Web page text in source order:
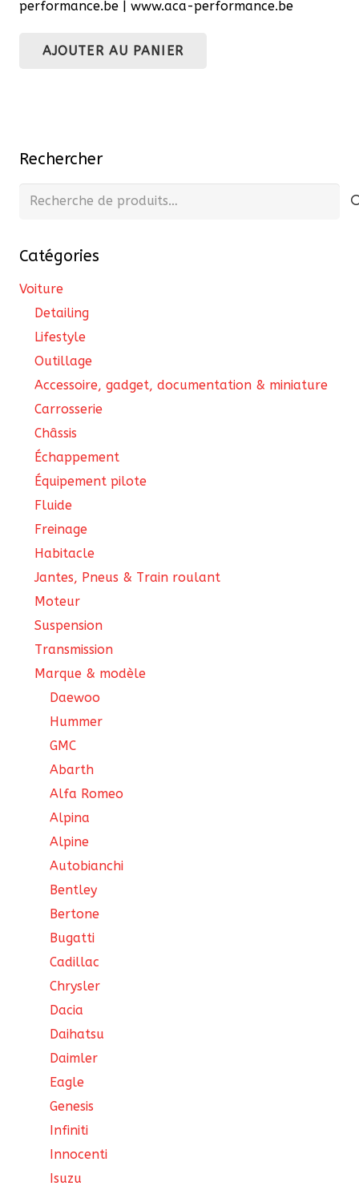
performance.be | www.aca-performance.be
AJOUTER AU PANIER
Rechercher
Recherche
Catégories
Voiture
Detailing
Lifestyle
Outillage
Accessoire, gadget, documentation & miniature
Carrosserie
Châssis
Échappement
Équipement pilote
Fluide
Freinage
Habitacle
Jantes, Pneus & Train roulant
Moteur
Suspension
Transmission
Marque & modèle
Daewoo
Hummer
GMC
Abarth
Alfa Romeo
Alpina
Alpine
Autobianchi
Bentley
Bertone
Bugatti
Cadillac
Chrysler
Dacia
Daihatsu
Daimler
Eagle
Genesis
Infiniti
Innocenti
Isuzu